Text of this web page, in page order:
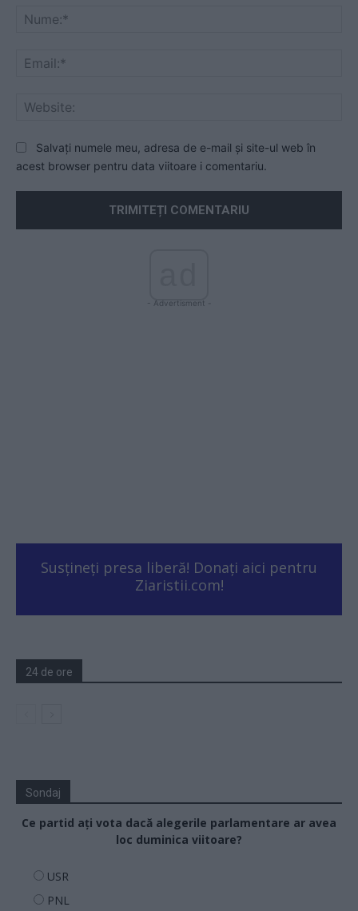
Salvați numele meu, adresa de e-mail și site-ul web în
acest browser pentru data viitoare i comentariu.
- Advertisment -
Susțineți presa liberă! Donați aici pentru
Ziaristii.com!
24 de ore
Sondaj
Ce partid ați vota dacă alegerile parlamentare ar avea
loc duminica viitoare?
USR
PNL